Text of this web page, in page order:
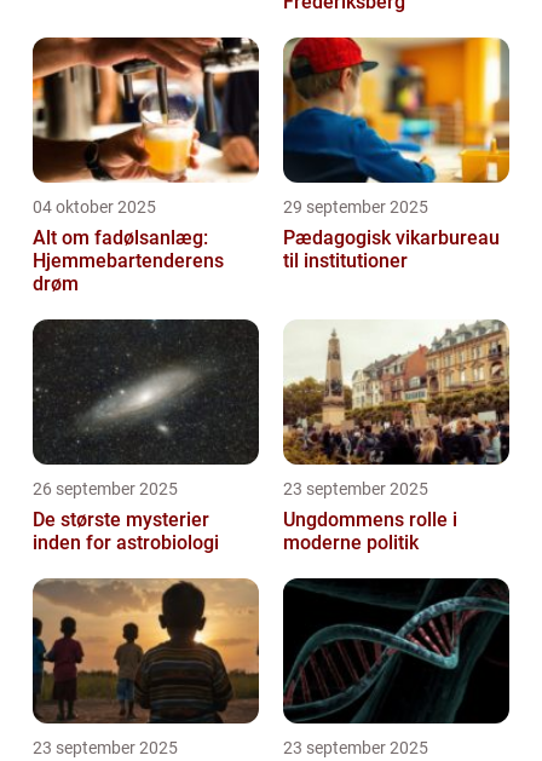
04 oktober 2025
Alt om fadølsanlæg:
Hjemmebartenderens
drøm
29 september 2025
Pædagogisk vikarbureau
til institutioner
26 september 2025
De største mysterier
inden for astrobiologi
23 september 2025
Ungdommens rolle i
moderne politik
23 september 2025 23 september 2025